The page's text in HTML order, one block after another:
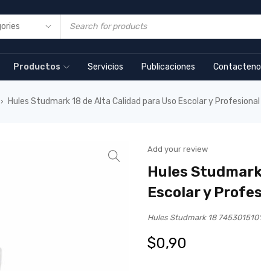
Productos Servicios Publicaciones
› Hules Studmark 18 de Alta Calidad para Uso Escolar y Profesional
Add your review
Hules
Escolar y
Hules Studmark 18
$0,90